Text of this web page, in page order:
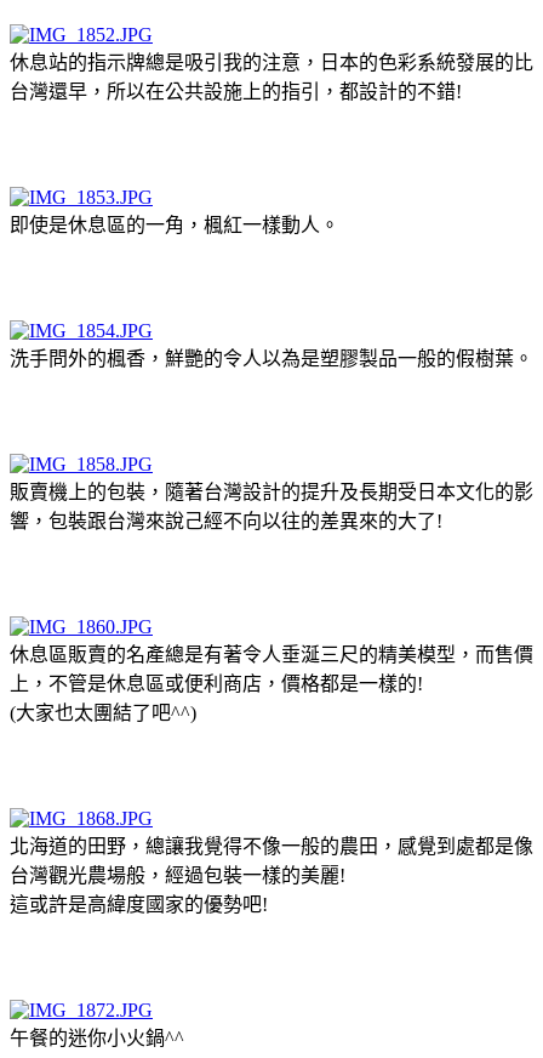
休息站的指示牌總是吸引我的注意，日本的色彩系統發展的比
台灣還早，所以在公共設施上的指引，都設計的不錯!
即使是休息區的一角，楓紅一樣動人。
洗手問外的楓香，鮮艷的令人以為是塑膠製品一般的假樹葉。
販賣機上的包裝，隨著台灣設計的提升及長期受日本文化的影
響，包裝跟台灣來說己經不向以往的差異來的大了!
休息區販賣的名產總是有著令人垂涎三尺的精美模型，而售價
上，不管是休息區或便利商店，價格都是一樣的!
(大家也太團結了吧^^)
北海道的田野，總讓我覺得不像一般的農田，感覺到處都是像
台灣觀光農場般，經過包裝一樣的美麗!
這或許是高緯度國家的優勢吧!
午餐的迷你小火鍋^^